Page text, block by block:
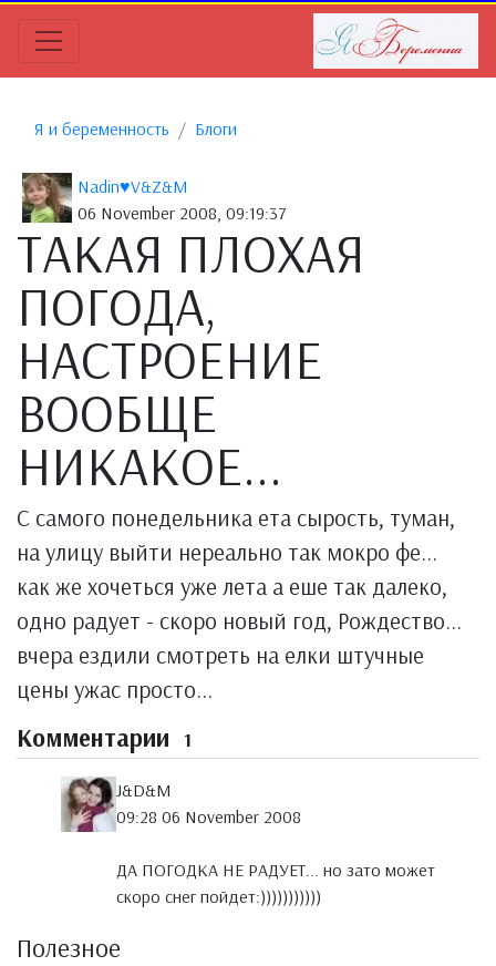
Я и беременность Блоги
Nadin♥V&Z&M
06 November 2008, 09:19:37
ТАКАЯ ПЛОХАЯ
ПОГОДА,
НАСТРОЕНИЕ
ВООБЩЕ
НИКАКОЕ...
С самого понедельника ета сырость, туман,
на улицу выйти нереально так мокро фе...
как же хочеться уже лета а еше так далеко,
одно радует - скоро новый год, Рождество...
вчера ездили смотреть на елки штучные
цены ужас просто...
Комментарии 1
J&D&M
09:28 06 November 2008
ДА ПОГОДКА НЕ РАДУЕТ... но зато может
скоро снег пойдет:)))))))))))
Полезное